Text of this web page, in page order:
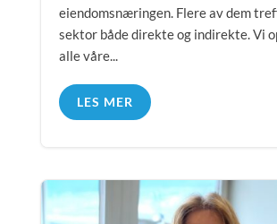
eiendomsnæringen. Flere av dem
sektor både direkte og indirekte. Vi
alle våre...
LES MER